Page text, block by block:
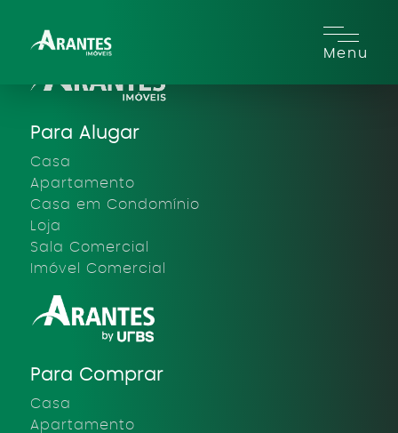
Menu
Para Alugar
Casa
Apartamento
Casa em Condomínio
Loja
Sala Comercial
Imóvel Comercial
Para Comprar
Casa
Apartamento